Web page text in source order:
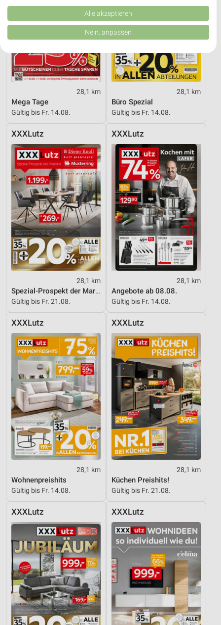
28,1 km
Mega Tage
Gültig bis Fr. 14.08.
28,1 km
Büro Spezial
Gültig bis Fr. 14.08.
XXXLutz
28,1 km
Spezial-Prospekt der Marken
Gültig bis Fr. 21.08.
XXXLutz
28,1 km
Angebote ab 08.08.
Gültig bis Fr. 14.08.
XXXLutz
28,1 km
Wohnenpreishits
Gültig bis Fr. 14.08.
XXXLutz
28,1 km
Küchen Preishits!
Gültig bis Fr. 21.08.
XXXLutz XXXLutz
Kombinationen von Daten aus verschiedenen Quellen. Entwicklung und
Verbesserung der Angebote. Verwendung reduzierter Daten zur Auswahl
von Inhalten.
Daten können außerhalb der Europäischen Union weitergegeben und in die
USA gesendet werden.
Website/App.
Partnerliste anzeigen (1 IAB-Anbieter)
Wir nutzen Ihre Daten für folgende Zwecke:
IAB-Verarbeitungszwecke:
Speichern von oder Zugriff auf Informationen
auf einem Endgerät
Verwendung reduzierter Daten zur Auswahl von
Werbeanzeigen
Erstellung von Profilen für personalisierte
Werbung
Verwendung von Profilen zur Auswahl
personalisierter Werbung
Erstellung von Profilen zur Personalisierung
von Inhalten
Verwendung von Profilen zur Auswahl
personalisierter Inhalte
Messung der Werbeleistung
Messung der Performance von Inhalten
Analyse von Zielgruppen durch Statistiken oder
Quellen
Entwicklung und Verbesserung der Angebote
Verwendung reduzierter Daten zur Auswahl von
Inhalten
IAB-Besonderheiten:
Verwendung genauer Standortdaten
Geräte anhand von aktiv angeforderten
Informationen identifizieren
Notwendig
Werbung
Alle akzeptieren
Nein, anpassen